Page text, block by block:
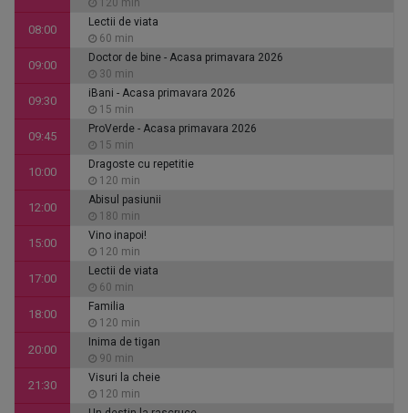
120 min
08:00
Lectii de viata
60 min
09:00
Doctor de bine - Acasa primavara 2026
30 min
09:30
iBani - Acasa primavara 2026
15 min
09:45
ProVerde - Acasa primavara 2026
15 min
10:00
Dragoste cu repetitie
120 min
12:00
Abisul pasiunii
180 min
15:00
Vino inapoi!
120 min
17:00
Lectii de viata
60 min
18:00
Familia
120 min
20:00
Inima de tigan
90 min
21:30
Visuri la cheie
120 min